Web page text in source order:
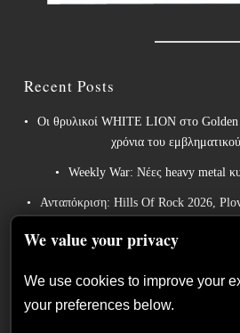
Recent Posts
Οι θρυλικοί WHITE LION στο
χρόνια του
Weekly War: Νέες heavy metal
Ανταπόκριση: Hills Of Rock 2026,
Πλόβντιβ
Οι Γερμανοί πρωτοπόροι του
We value your privacy
We use cookies to improve your
your preferences below.